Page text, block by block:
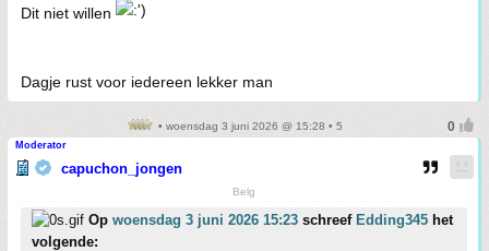
Dit niet willen
Dagje rust voor iedereen lekker man
• woensdag 3 juni 2026 @ 15:28 • 5
Moderator
capuchon_jongen
Belg
Op woensdag 3 juni 2026 15:23 schreef Edding345 het
volgende: